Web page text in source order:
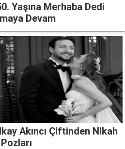
Yaşına Merhaba Dedi
Devam
Akıncı Çiftinden Nikah
Pozları